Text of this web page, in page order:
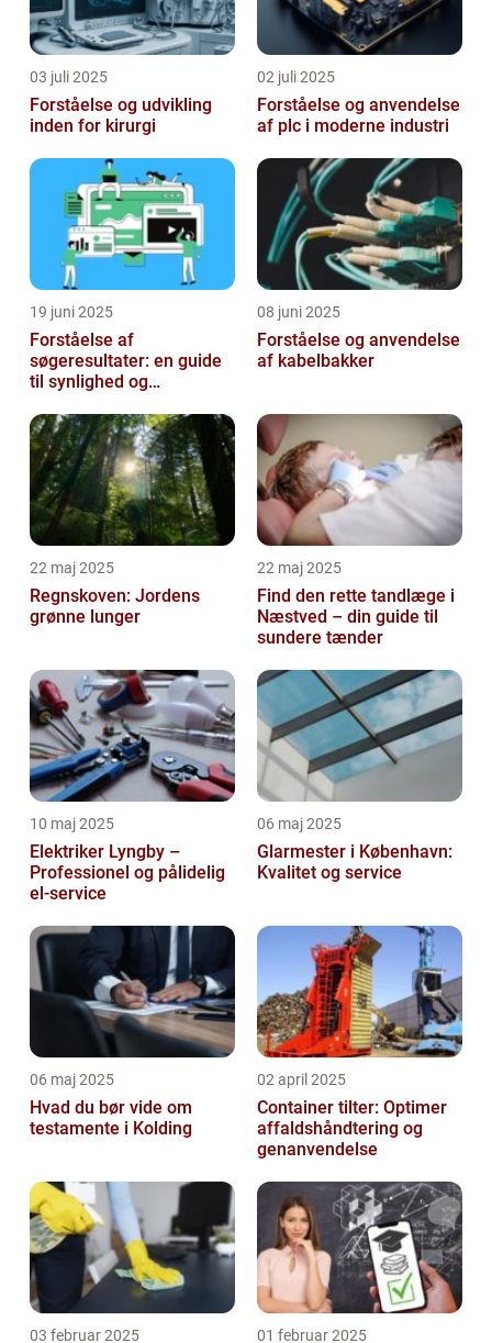
03 juli 2025
Forståelse og udvikling
inden for kirurgi
02 juli 2025
Forståelse og anvendelse
af plc i moderne industri
19 juni 2025
Forståelse af
søgeresultater: en guide
til synlighed og
08 juni 2025
Forståelse og anvendelse
af kabelbakker
22 maj 2025
Regnskoven: Jordens
grønne lunger
22 maj 2025
Find den rette tandlæge i
Næstved – din guide til
sundere tænder
10 maj 2025
Elektriker Lyngby –
Professionel og pålidelig
el-service
06 maj 2025
Glarmester i København:
Kvalitet og service
06 maj 2025
Hvad du bør vide om
testamente i Kolding
02 april 2025
Container tilter: Optimer
affaldshåndtering og
genanvendelse
03 februar 2025 01 februar 2025